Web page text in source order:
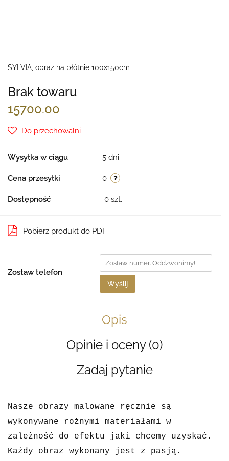
SYLVIA, obraz na płótnie 100x150cm
Brak towaru
15700.00
Do przechowalni
Wysyłka w ciągu 5 dni
Cena przesyłki 0
Dostępność 0 szt.
Pobierz produkt do PDF
Zostaw telefon
Wyślij
Opis
Opinie i oceny (0)
Zadaj pytanie
Nasze obrazy malowane ręcznie są
wykonywane rożnymi materiałami w
zależność do efektu jaki chcemy uzyskać.
Każdy obraz wykonany jest z pasją.